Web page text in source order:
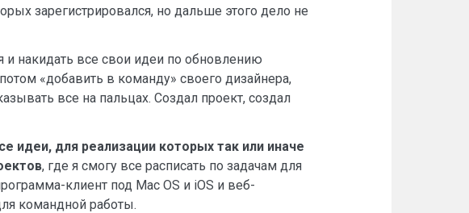
зарегистрировался, но дальше этого дело не
накидать все свои идеи по обновлению
«добавить в команду» своего дизайнера,
все на пальцах. Создал проект, создал
идеи, для реализации которых так или иначе
, где я смогу все расписать по задачам для
клиент под Mac OS и iOS и веб-
командной работы.